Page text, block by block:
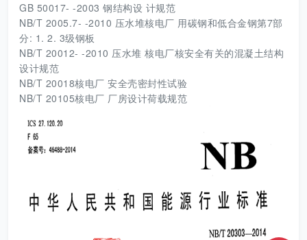
GB 50017- -2003 钢结构设 计规范
NB/T 2005.7- -2010 压水堆核电厂 用碳钢和低合金钢第7部
分: 1. 2. 3级钢板
NB/T 20012- -2010 压水堆 核电厂核安全有关的混凝土结构
设计规范
NB/T 20018核电厂 安全壳密封性试验
NB/T 20105核电厂 厂房设计荷载规范